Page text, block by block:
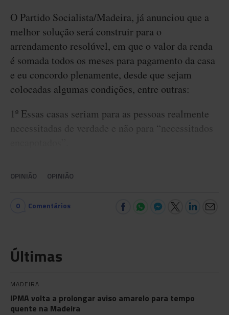
O Partido Socialista/Madeira, já anunciou que a
melhor solução será construir para o
arrendamento resolúvel, em que o valor da renda
é somada todos os meses para pagamento da casa
e eu concordo plenamente, desde que sejam
colocadas algumas condições, entre outras:
1º Essas casas seriam para as pessoas realmente
necessitadas de verdade e não para “necessitados
OPINIÃO OPINIÃO
0 Comentários
Últimas
MADEIRA
IPMA volta a prolongar aviso amarelo para tempo
quente na Madeira